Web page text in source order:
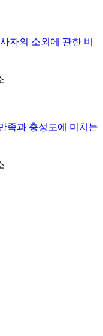
자의 소외에 관한 비
족과 충성도에 미치는